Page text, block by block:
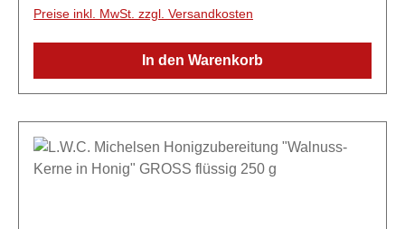
Preise inkl. MwSt. zzgl. Versandkosten
In den Warenkorb